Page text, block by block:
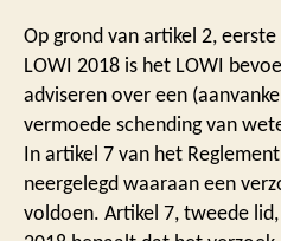
Op grond van artikel 2,
LOWI 2018 is het LOWI
adviseren over een
vermoede schending van
In artikel 7 van het
neergelegd waaraan een
voldoen. Artikel 7, tweede